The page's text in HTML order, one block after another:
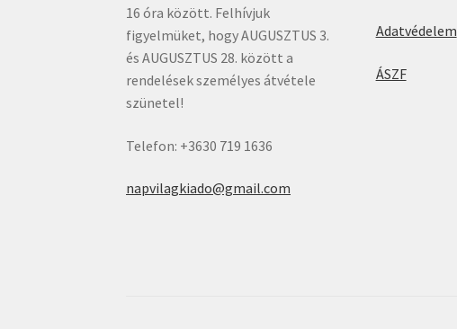
16 óra között. Felhívjuk
figyelmüket, hogy AUGUSZTUS 3.
és AUGUSZTUS 28. között a
rendelések személyes átvétele
szünetel!
Telefon: +3630 719 1636
napvilagkiado@gmail.com
Adatvédelem
ÁSZF